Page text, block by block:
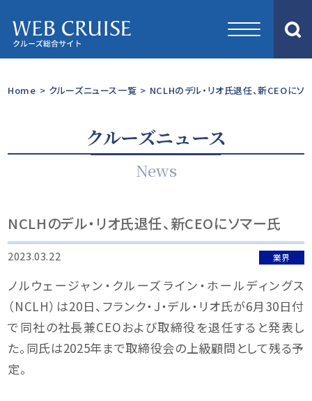
Home > クルーズニュース一覧 > NCLHのデル・リオ氏退任、新CEOにソ
クルーズニュース
News
NCLHのデル・リオ氏退任、新CEOにソマー氏
2023.03.22 業界
ノルウェージャン・クルーズライン・ホールディングス
（NCLH）は20日、フランク・J・デル・リオ氏が6月30日付
で同社の社長兼CEOおよび取締役を退任すると発表し
た。同氏は2025年まで取締役会の上級顧問として残る予
定。